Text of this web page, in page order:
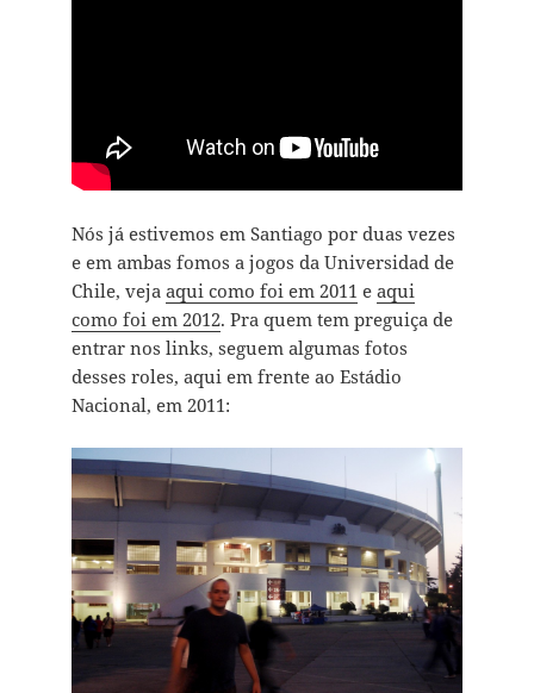
Nós já estivemos em Santiago por duas vezes
e em ambas fomos a jogos da Universidad de
Chile, veja aqui como foi em 2011 e aqui
como foi em 2012. Pra quem tem preguiça de
entrar nos links, seguem algumas fotos
desses roles, aqui em frente ao Estádio
Nacional, em 2011: